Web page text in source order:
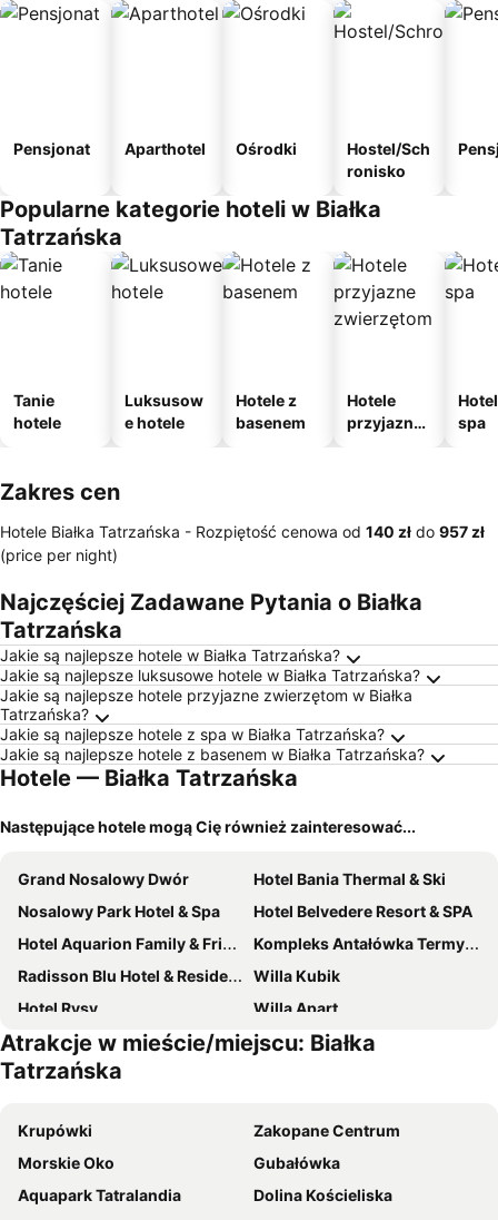
Pensjonat Aparthotel Ośrodki
Hostel/Sch
ronisko
Popularne kategorie hoteli w Białka
Tatrzańska
Tanie
hotele
Luksusow
e hotele
Hotele z
basenem
Hotele
przyjazne
spa
Zakres cen
Hotele Białka Tatrzańska - Rozpiętość cenowa od ‎140 zł do ‎957 zł
(price per night)
Najczęściej Zadawane Pytania o Białka
Tatrzańska
Jakie są najlepsze hotele w Białka Tatrzańska?
Jakie są najlepsze luksusowe hotele w Białka Tatrzańska?
Jakie są najlepsze hotele przyjazne zwierzętom w Białka
Tatrzańska?
Jakie są najlepsze hotele z spa w Białka Tatrzańska?
Jakie są najlepsze hotele z basenem w Białka Tatrzańska?
Hotele — Białka Tatrzańska
Następujące hotele mogą Cię również zainteresować...
Grand Nosalowy Dwór
Hotel Bania Thermal & Ski
Nosalowy Park Hotel & Spa
Hotel Belvedere Resort & SPA
Hotel Aquarion Family & Friends - Destigo Hotels
Kompleks Antałówka Termy & Med
Radisson Blu Hotel & Residences Zakopane
Willa Kubik
Hotel Rysy
Willa Apart
Hotel Tatra
Hotel Czarny Potok
Hotel Gromada Zakopane
Bachleda Hotel Kasprowy
5 Krokow
Hotel Wersal
Hotel Willa Pod Skocznią
Bachleda Residence Zakopane
Hotel Liptakowka
Atrakcje w mieście/miejscu: Białka
Tatrzańska
Krupówki
Zakopane Centrum
Morskie Oko
Gubałówka
Aquapark Tatralandia
Dolina Kościeliska